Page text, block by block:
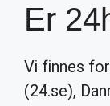
Er
Vi finnes
(24.se),